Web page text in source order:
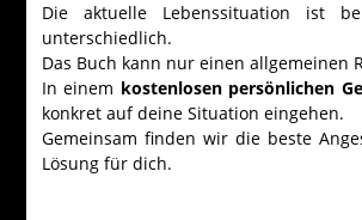
Die aktuelle Lebenssituation ist
unterschiedlich.
Das Buch kann nur einen allgemeinen
In einem kostenlosen persönlichen
konkret auf deine Situation eingehen.
Gemeinsam finden wir die beste
Lösung für dich.